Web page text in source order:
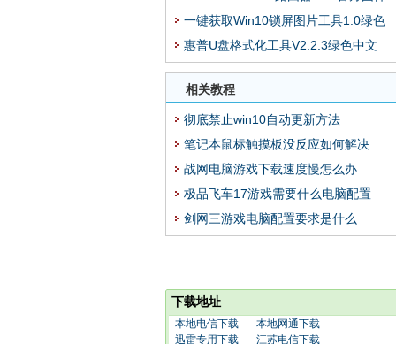
一键获取Win10锁屏图片工具1.0绿色
惠普U盘格式化工具V2.2.3绿色中文
相关教程
彻底禁止win10自动更新方法
笔记本鼠标触摸板没反应如何解决
战网电脑游戏下载速度慢怎么办
极品飞车17游戏需要什么电脑配置
剑网三游戏电脑配置要求是什么
下载地址
本地电信下载
本地网通下载
迅雷专用下载
江苏电信下载